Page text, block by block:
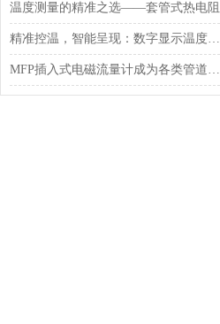
温度测量的精准之选——套管式热电阻
精准控温，智能呈现：数字显示温度调节器，工业过程的智慧节拍器
MFP插入式电磁流量计成为各类管道流量测量的优选装备